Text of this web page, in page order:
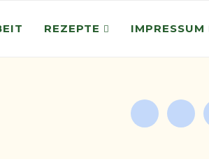
REZEPTE IMPRESSUM